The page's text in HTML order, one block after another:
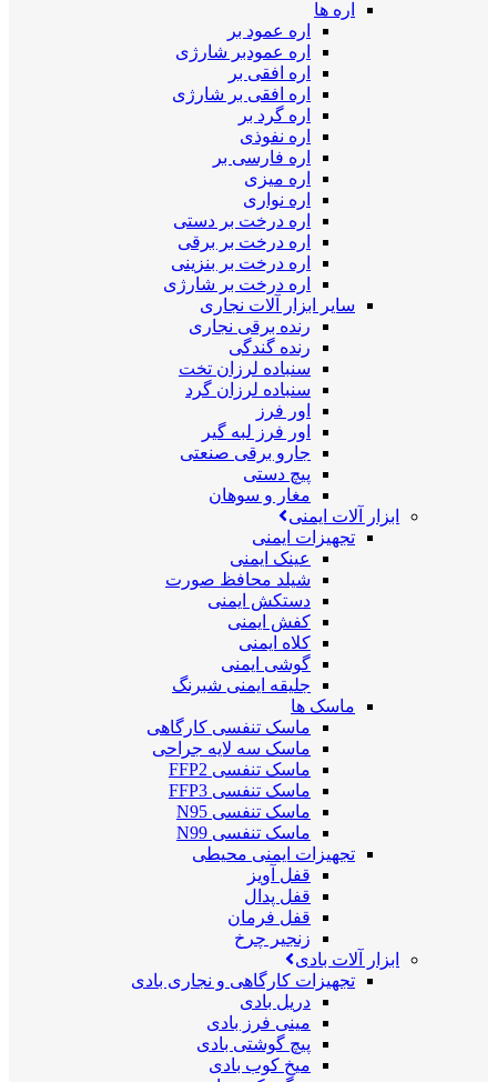
اره ها
اره عمود بر
اره عمودبر شارژی
اره افقی بر
اره افقی بر شارژی
اره گرد بر
اره نفوذی
اره فارسی بر
اره میزی
اره نواری
اره درخت بر دستی
اره درخت بر برقی
اره درخت بر بنزینی
اره درخت بر شارژی
سایر ابزار آلات نجاری
رنده برقی نجاری
رنده گندگی
سنباده لرزان تخت
سنباده لرزان گرد
اور فرز
اور فرز لبه گیر
جارو برقی صنعتی
پیچ دستی
مغار و سوهان
ابزار آلات ایمنی
تجهیزات ایمنی
عینک ایمنی
شیلد محافظ صورت
دستکش ایمنی
کفش ایمنی
کلاه ایمنی
گوشی ایمنی
جلیقه ایمنی شبرنگ
ماسک ها
ماسک تنفسی کارگاهی
ماسک سه لایه جراحی
ماسک تنفسی FFP2
ماسک تنفسی FFP3
ماسک تنفسی N95
ماسک تنفسی N99
تجهیزات ایمنی محیطی
قفل آویز
قفل پدال
قفل فرمان
زنجیر چرخ
ابزار آلات بادی
تجهیزات کارگاهی و نجاری بادی
دریل بادی
مینی فرز بادی
پیچ گوشتی بادی
میخ کوب بادی